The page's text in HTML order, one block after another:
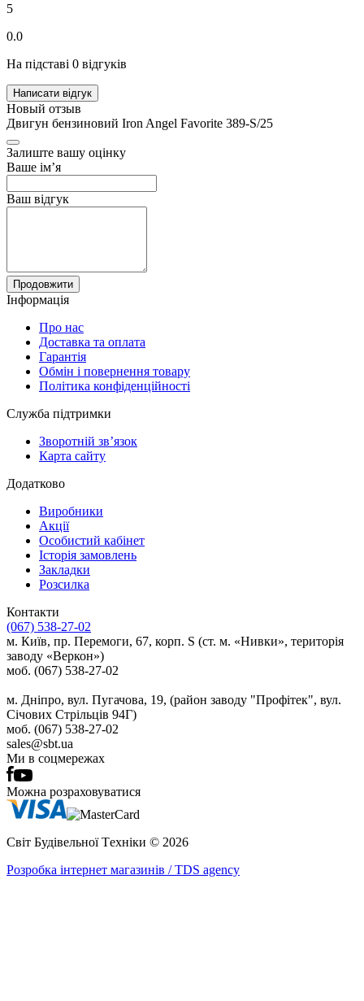
5
0.0
На підставі 0 відгуків
Написати відгук
Новый отзыв
Двигун бензиновий Iron Angel Favorite 389-S/25
Залиште вашу оцінку
Ваше ім’я
Ваш відгук
Продовжити
Інформація
Про нас
Доставка та оплата
Гарантія
Обмін і повернення товару
Політика конфіденційності
Служба підтримки
Зворотній зв’язок
Карта сайту
Додатково
Виробники
Акції
Особистий кабінет
Історія замовлень
Закладки
Розсилка
Контакти
(067) 538-27-02
м. Київ, пр. Перемоги, 67, корп. S (ст. м. «Нивки», територія
заводу «Веркон»)
моб. (067) 538-27-02
м. Дніпро, вул. Пугачова, 19, (район заводу "Профітек", вул.
Січових Стрільців 94Г)
моб. (067) 538-27-02
sales@sbt.ua
Ми в соцмережах
Можна розраховуватися
Світ Будівельної Tехніки © 2026
Розробка інтернет магазинів / TDS agency